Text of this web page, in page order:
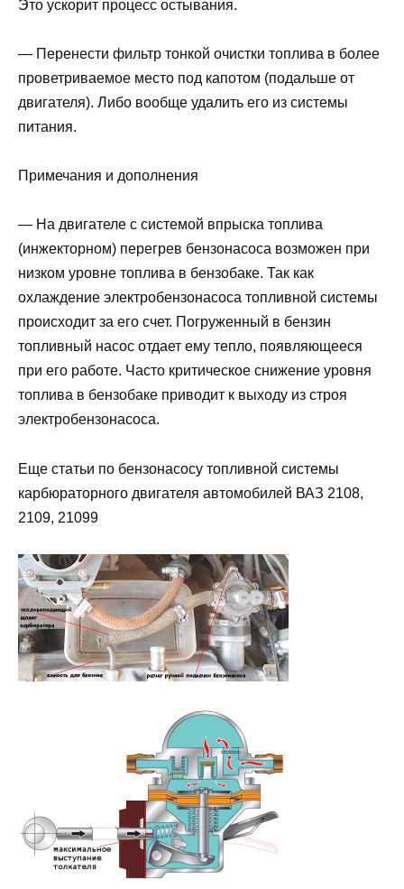
Это ускорит процесс остывания.
— Перенести фильтр тонкой очистки топлива в более
проветриваемое место под капотом (подальше от
двигателя). Либо вообще удалить его из системы
питания.
Примечания и дополнения
— На двигателе с системой впрыска топлива
(инжекторном) перегрев бензонасоса возможен при
низком уровне топлива в бензобаке. Так как
охлаждение электробензонасоса топливной системы
происходит за его счет. Погруженный в бензин
топливный насос отдает ему тепло, появляющееся
при его работе. Часто критическое снижение уровня
топлива в бензобаке приводит к выходу из строя
электробензонасоса.
Еще статьи по бензонасосу топливной системы
карбюраторного двигателя автомобилей ВАЗ 2108,
2109, 21099